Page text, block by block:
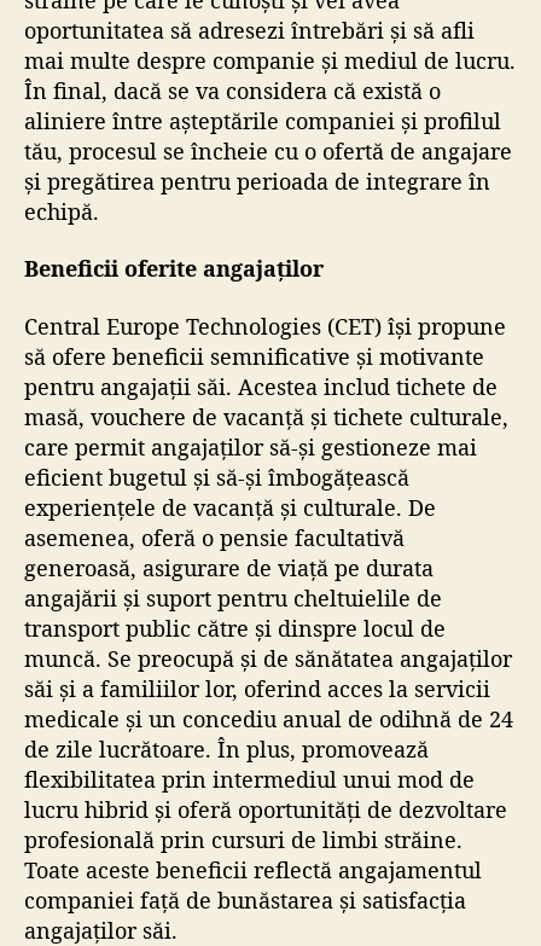
oportunitatea să adresezi întrebări și să afli
mai multe despre companie și mediul de lucru.
În final, dacă se va considera că există o
aliniere între așteptările companiei și profilul
tău, procesul se încheie cu o ofertă de angajare
și pregătirea pentru perioada de integrare în
echipă.
Beneficii oferite angajaților
Central Europe Technologies (CET) își propune
să ofere beneficii semnificative și motivante
pentru angajații săi. Acestea includ tichete de
masă, vouchere de vacanță și tichete culturale,
care permit angajaților să-și gestioneze mai
eficient bugetul și să-și îmbogățească
experiențele de vacanță și culturale. De
asemenea, oferă o pensie facultativă
generoasă, asigurare de viață pe durata
angajării și suport pentru cheltuielile de
transport public către și dinspre locul de
muncă. Se preocupă și de sănătatea angajaților
săi și a familiilor lor, oferind acces la servicii
medicale și un concediu anual de odihnă de 24
de zile lucrătoare. În plus, promovează
flexibilitatea prin intermediul unui mod de
lucru hibrid și oferă oportunități de dezvoltare
profesională prin cursuri de limbi străine.
Toate aceste beneficii reflectă angajamentul
companiei față de bunăstarea și satisfacția
angajaților săi.